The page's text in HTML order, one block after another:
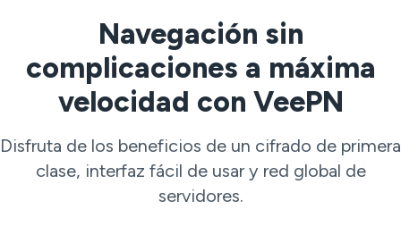
Navegación sin
complicaciones a máxima
velocidad con VeePN
Disfruta de los beneficios de un cifrado de primera
clase, interfaz fácil de usar y red global de
servidores.